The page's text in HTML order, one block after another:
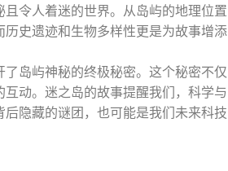
令人着迷的世界。从岛屿的地理位置
史遗迹和生物多样性更是为故事增添
岛屿神秘的终极秘密。这个秘密不仅
动。迷之岛的故事提醒我们，科学与
隐藏的谜团，也可能是我们未来科技